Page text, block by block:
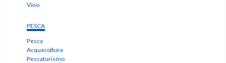
Vino
PESCA
Pesca
Acquacoltura
Pescaturismo